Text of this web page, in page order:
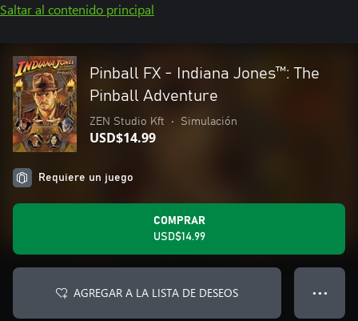
Saltar al contenido principal
Pinball FX - Indiana Jones™️: The
Pinball Adventure
ZEN Studio Kft • Simulación
USD$14.99
Requiere un juego
COMPRAR
USD$14.99
AGREGAR A LA LISTA DE DESEOS ● ● ●